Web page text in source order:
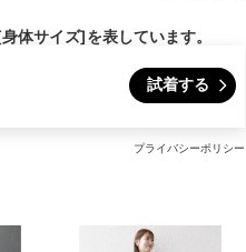
サイズ]を表しています。
試着する
プライバシーポリシー